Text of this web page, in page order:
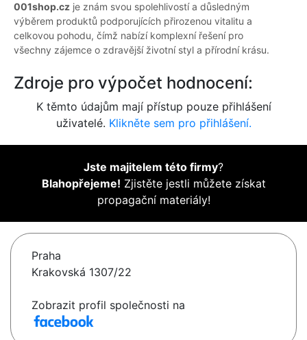
001shop.cz je znám svou spolehlivostí a důsledným
výběrem produktů podporujících přirozenou vitalitu a
celkovou pohodu, čímž nabízí komplexní řešení pro
všechny zájemce o zdravější životní styl a přírodní krásu.
Zdroje pro výpočet hodnocení:
K těmto údajům mají přístup pouze přihlášení
uživatelé. Klikněte sem pro přihlášení.
Jste majitelem této firmy?
Blahopřejeme! Zjistěte jestli můžete získat
propagační materiály!
Praha
Krakovská 1307/22
Zobrazit profil společnosti na